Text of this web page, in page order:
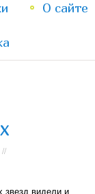
О сайте
//
звезд видели и